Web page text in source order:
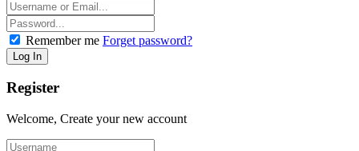
Remember me Forget password?
Register
Welcome, Create your new account